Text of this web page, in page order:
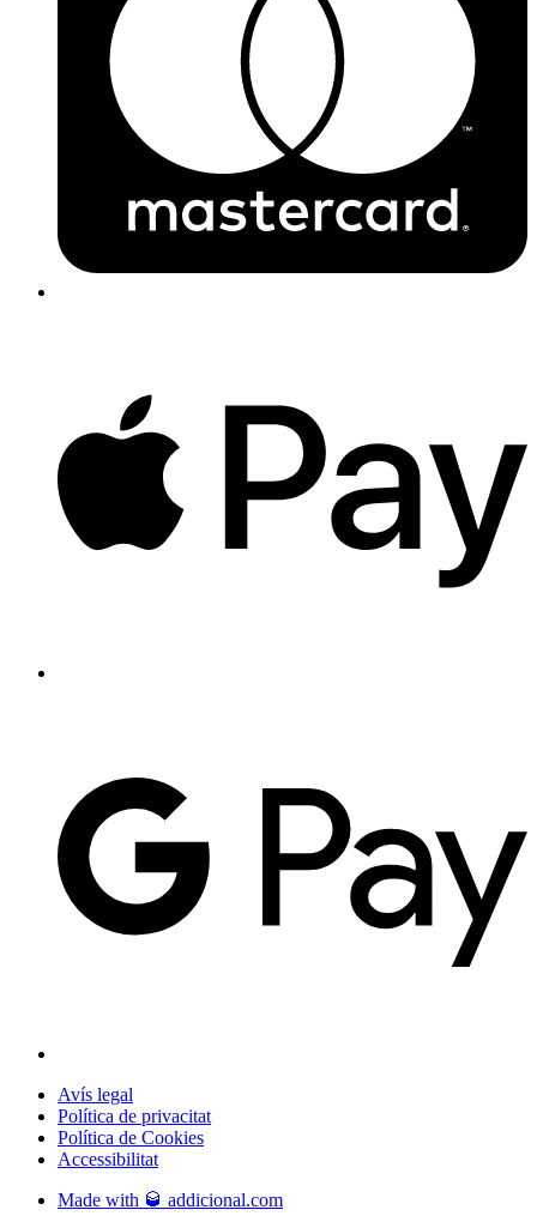
Avís legal
Política de privacitat
Política de Cookies
Accessibilitat
Made with 🥃 addicional.com